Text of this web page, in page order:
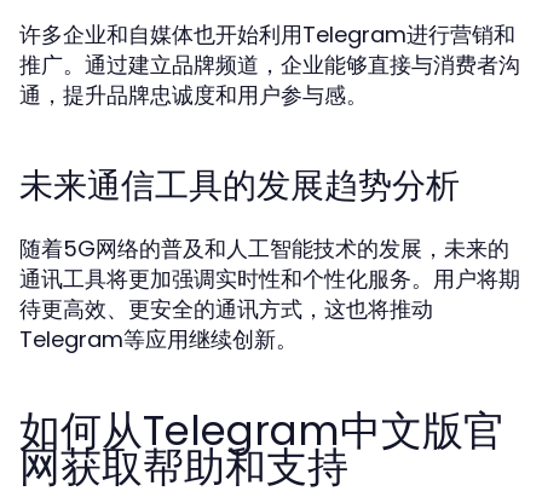
许多企业和自媒体也开始利用Telegram进行营销和
推广。通过建立品牌频道，企业能够直接与消费者沟
通，提升品牌忠诚度和用户参与感。
未来通信工具的发展趋势分析
随着5G网络的普及和人工智能技术的发展，未来的
通讯工具将更加强调实时性和个性化服务。用户将期
待更高效、更安全的通讯方式，这也将推动
Telegram等应用继续创新。
如何从Telegram中文版官
网获取帮助和支持